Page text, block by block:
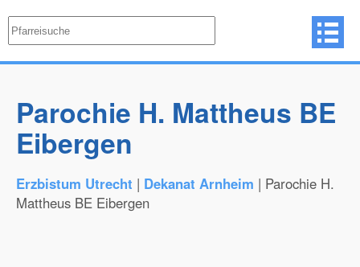
Parochie H. Mattheus BE
Eibergen
Erzbistum Utrecht | Dekanat Arnheim | Parochie H.
Mattheus BE Eibergen